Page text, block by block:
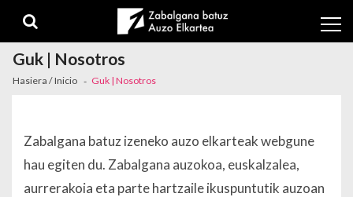
Guk | Nosotros
Hasiera / Inicio Guk | Nosotros
Zabalgana batuz izeneko auzo elkarteak webgune
hau egiten du. Zabalgana auzokoa, euskalzalea,
aurrerakoia eta parte hartzaile ikuspuntutik auzoan